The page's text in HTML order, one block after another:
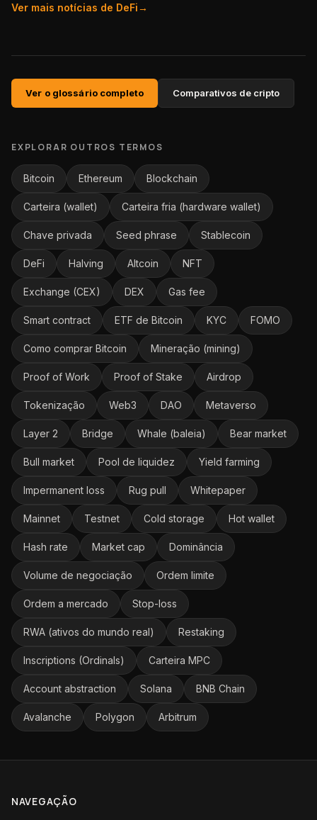
Ver mais notícias de DeFi→
Ver o glossário completo Comparativos de cripto
EXPLORAR OUTROS TERMOS
Bitcoin Ethereum Blockchain
Carteira (wallet) Carteira fria (hardware wallet)
Chave privada Seed phrase Stablecoin
DeFi Halving Altcoin NFT
Exchange (CEX) DEX Gas fee
Smart contract ETF de Bitcoin KYC FOMO
Como comprar Bitcoin Mineração (mining)
Proof of Work Proof of Stake Airdrop
Tokenização Web3 DAO Metaverso
Layer 2 Bridge Whale (baleia) Bear market
Bull market Pool de liquidez Yield farming
Impermanent loss Rug pull Whitepaper
Mainnet Testnet Cold storage Hot wallet
Hash rate Market cap Dominância
Volume de negociação Ordem limite
Ordem a mercado Stop-loss
RWA (ativos do mundo real) Restaking
Inscriptions (Ordinals) Carteira MPC
Account abstraction Solana BNB Chain
Avalanche Polygon Arbitrum
NAVEGAÇÃO